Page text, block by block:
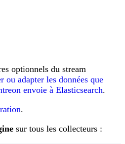
optionnels du stream
ou adapter les données que
envoie à Elasticsearch.
.
sur tous les collecteurs :